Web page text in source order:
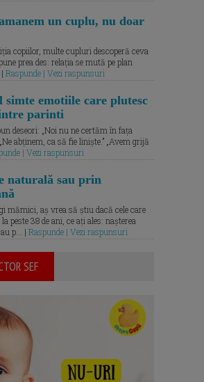
un cuplu, nu doar
copiilor, multe cupluri descoperă ceva
prea des: relația se mută pe plan
Raspunde | Vezi raspunsuri
simte emotiile care plutesc
parinti
deseori: „Noi nu ne certăm în fața
abținem, ca să fie liniște.” „Avem grijă
| Vezi raspunsuri
naturală sau prin
mămici, aș vrea să știu dacă cele care
peste 38 de ani, ce ați ales: nașterea
p... | Raspunde | Vezi raspunsuri
SEF